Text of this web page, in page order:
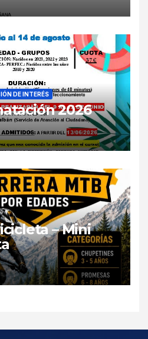
DE INTERÉS
2026
– Mini